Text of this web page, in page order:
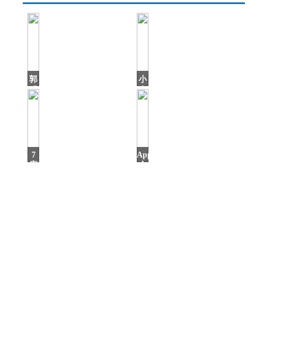
郭
明
錤：
入
苹
小
米
年
多
款
7
座
AppStore
今